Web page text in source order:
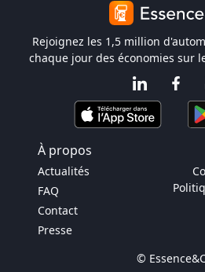
Rejoignez les 1,5 million
chaque jour des économies sur
À propos
Actualités
FAQ
Contact
Presse
©